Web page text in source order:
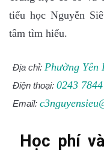
tiểu học Nguyễn
tâm tìm hiểu.
Địa chỉ: Phường Yên
Điện thoại: 0243
Email:
Học phí